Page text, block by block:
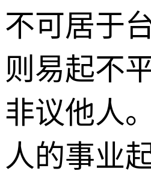
不可居于
则易起不
非议他人
人的事业